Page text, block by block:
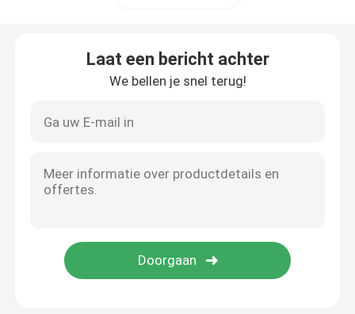
Schrootpersmachine
Metalen briketteerpers
Schroot Scherende Machine
Brugscheerbeurt
Laat een bericht achter
We bellen je snel terug!